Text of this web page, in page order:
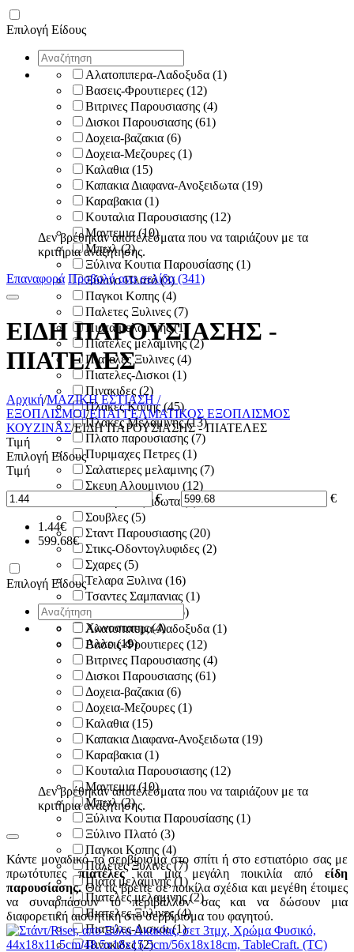
Επιλογή Είδους
Αλατοπιπερα-Λαδοξυδα (1)
Βασεις-Φρουτιερες (12)
Βιτρινες Παρουσιασης (4)
Δισκοι Παρουσιασης (61)
Δοχεια-βαζακια (6)
Δοχεια-Μεζουρες (1)
Καλαθια (15)
Καπακια Διαφανα-Ανοξειδωτα (19)
Καραβακια (1)
Κουταλια Παρουσιασης (12)
Μαντεμια(10)
Μπωλ(2)
Ξύλινα Κουτια Παρουσίασης (1)
Ξύλινο Πλατό(3)
Παγκοι Κοπης (4)
Παλετες Ξυλινες (7)
Πιατα μελαμινης(1)
Πιατελες μελαμινης(2)
Πιατελες Ξυλινες (4)
Πιατελες-Δισκοι (1)
Πινακιδες (2)
Πλακες Κοπης(45)
Πλακες Μελαμινης(13)
Πλατο παρουσιασης (7)
Πυριμαχες Πετρες (1)
Σαλατιερες μελαμινης (7)
Σκευη Αλουμινιου (12)
Σκευη Ανοξειδωτα (6)
Σουβλες (5)
Σταντ Παρουσιασης (20)
Στικς-Οδοντογλυφιδες (2)
Σχαρες (5)
Τελαρα Ξυλινα (16)
Τσαντες Σαμπανιας (1)
Χαρτινη δαντελα
(6)
Χωνοστατης(4)
Αλλο(19)
Δεν βρέθηκαν αποτελέσματα που να ταιριάζουν με τα
κριτήρια αναζήτησης.
Επαναφορά Προβολή ανα σελίδα (341)
ΕΙΔΗ ΠΑΡΟΥΣΙΑΣΗΣ -
ΠΙΑΤΕΛΕΣ
Αρχική/ΜΑΖΙΚΗ ΕΣΤΙΑΣΗ /
ΕΞΟΠΛΙΣΜΟΙ/ΕΠΑΓΓΕΛΜΑΤΙΚΟΣ ΕΞΟΠΛΙΣΜΟΣ
ΚΟΥΖΙΝΑΣ/ΕΙΔΗ ΠΑΡΟΥΣΙΑΣΗΣ - ΠΙΑΤΕΛΕΣ
Τιμή
Επιλογή Είδους
Τιμή
€ – €
1.44€
599.68€
Επιλογή Είδους
Αλατοπιπερα-Λαδοξυδα (1)
Βασεις-Φρουτιερες (12)
Βιτρινες Παρουσιασης (4)
Δισκοι Παρουσιασης (61)
Δοχεια-βαζακια (6)
Δοχεια-Μεζουρες (1)
Καλαθια (15)
Καπακια Διαφανα-Ανοξειδωτα (19)
Καραβακια (1)
Κουταλια Παρουσιασης (12)
Μαντεμια(10)
Μπωλ(2)
Ξύλινα Κουτια Παρουσίασης (1)
Ξύλινο Πλατό (3)
Παγκοι Κοπης (4)
Παλετες Ξυλινες(7)
Πιατα μελαμινης(1)
Πιατελες μελαμινης(2)
Πιατελες Ξυλινες(4)
Πιατελες-Δισκοι(1)
Πινακιδες(2)
Δεν βρέθηκαν αποτελέσματα που να ταιριάζουν με τα
κριτήρια αναζήτησης.
Κάντε μοναδικό το σερβίρισμα στο σπίτι ή στο εστιατόριο σας με
πρωτότυπες πιατέλεςκαι μια μεγάλη ποικιλία απόείδη
παρουσίασης.Θα τις βρείτε σε ποικίλα σχέδια και μεγέθη έτοιμες
να συναρπάσουν το περιβάλλον σας και να δώσουν μια
διαφορετική αισθητική στο σερβίρισμα του φαγητού.